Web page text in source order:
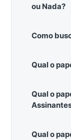
ou Nada?
Como
Qual o
Qual o
Qual o